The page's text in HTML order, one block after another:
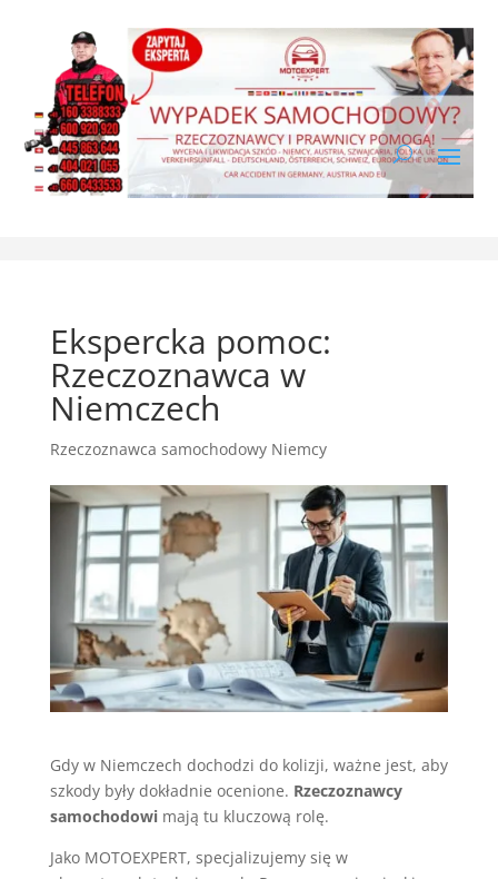
Ekspercka pomoc:
Rzeczoznawca w
Niemczech
Rzeczoznawca samochodowy Niemcy
Gdy w Niemczech dochodzi do kolizji, ważne jest, aby
szkody były dokładnie ocenione. Rzeczoznawcy
samochodowimają tu kluczową rolę.
Jako MOTOEXPERT, specjalizujemy się w